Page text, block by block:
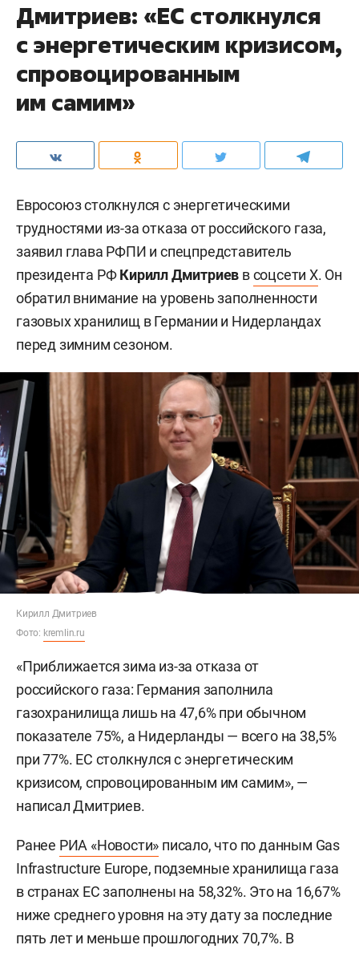
Дмитриев: «ЕС столкнулся
с энергетическим кризисом,
спровоцированным
им самим»
Евросоюз столкнулся с энергетическими
трудностями из-за отказа от российского газа,
заявил глава РФПИ и спецпредставитель
президента РФКирилл Дмитриев всоцсети X. Он
обратил внимание на уровень заполненности
газовых хранилищ в Германии и Нидерландах
перед зимним сезоном.
Кирилл Дмитриев
Фото: kremlin.ru
«Приближается зима из-за отказа от
российского газа: Германия заполнила
газохранилища лишь на 47,6% при обычном
показателе 75%, а Нидерланды — всего на 38,5%
при 77%. ЕС столкнулся с энергетическим
кризисом, спровоцированным им самим», —
написал Дмитриев.
Ранее РИА «Новости» писало, что по данным Gas
Infrastructure Europe, подземные хранилища газа
в странах ЕС заполнены на 58,32%. Это на 16,67%
ниже среднего уровня на эту дату за последние
пять лет и меньше прошлогодних 70,7%. В